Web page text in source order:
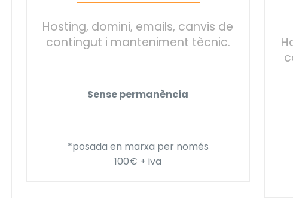
Hosting, domini, emails, canvis de
contingut i manteniment tècnic.
Sense permanència
*posada en marxa per només
100€ + iva